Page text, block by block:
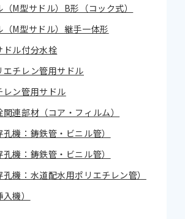
M型サドル）B形（コック式）
（M型サドル）継手一体形
ドル付分水栓
チレン管用サドル
ン管用サドル
連部材（コア・フィルム）
機：鋳鉄管・ビニル管）
機：鋳鉄管・ビニル管）
機：水道配水用ポリエチレン管）
機）